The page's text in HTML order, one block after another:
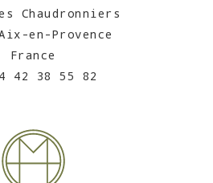
Chaudronniers
en-Provence
France
42 38 55 82